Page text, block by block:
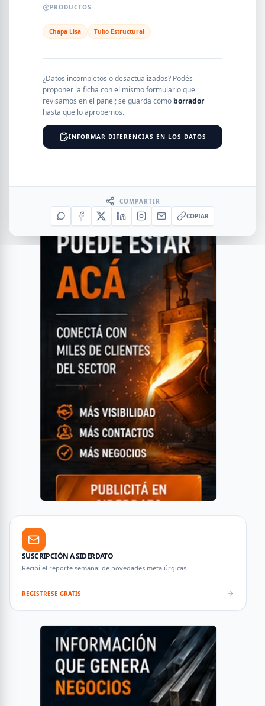
SEGMENTO
PROVINCIA
SUSCRIPCIÓN A SIDERDATO
Recibí el reporte semanal de novedades metalúrgicas.
REGISTRESE GRATIS
PRODUCTOS
Chapa Lisa Tubo Estructural
¿Datos incompletos o desactualizados? Podés
proponer la ficha con el mismo formulario que
revisamos en el panel; se guarda como borrador
hasta que lo aprobemos.
INFORMAR DIFERENCIAS EN LOS DATOS
COMPARTIR
COPIAR